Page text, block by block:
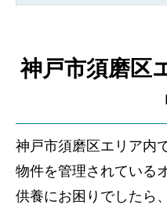
神戸市須磨区
神戸市須磨区エリア内
物件を管理されている
供養にお困りでしたら